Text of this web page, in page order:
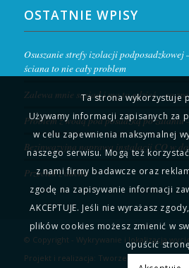
OSTATNIE WPISY
Osuszanie strefy izolacji podposadzkowej
ściana to nie cały problem
Zalewa mnie sąsiad i ma to gdzieś – co
Problem z wodą pod posadzką po zalaniu
Bezinwazyjna naprawa instalacji CO w
Przeciek z dachu
© Copyright - Wykrywanie i lokalizacja
Projekt i realizacja: Tworzenie aplikacji
Ta strona wykorzystuje
Używamy informacji zapisanych za
w celu zapewnienia maksymalnej
naszego serwisu. Mogą też
z nami firmy badawcze oraz
zgodę na zapisywanie informacji
AKCEPTUJE. Jeśli nie wyrażasz
plików cookies możesz zmienić w
opuścić